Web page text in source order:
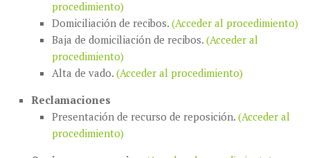
procedimiento)
Domiciliación de recibos. (Acceder al procedimiento)
Baja de domiciliación de recibos. (Acceder al
procedimiento)
Alta de vado. (Acceder al procedimiento)
Reclamaciones
Presentación de recurso de reposición. (Acceder al
procedimiento)